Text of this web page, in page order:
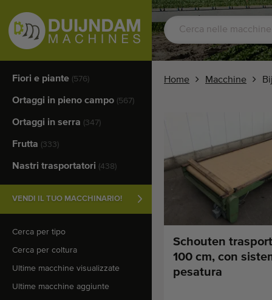
Fiori e piante (576)
Ortaggi in pieno campo (567)
Ortaggi in serra (347)
Frutta (333)
Nastri trasportatori (438)
VENDI IL TUO MACCHINARIO!
Cerca per tipo
Cerca per coltura
Ultime macchine visualizzate
Ultime macchine aggiunte
Home Macchine
Schouten
100 cm, con
pesatura